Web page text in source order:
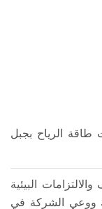
الرياح بجبل
البيئية
ووعي الشركة في